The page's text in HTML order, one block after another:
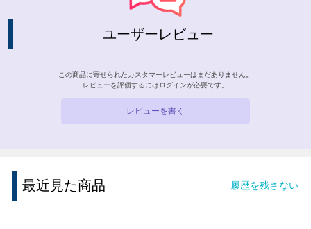
ユーザーレビュー
この商品に寄せられたカスタマーレビューはまだありません。
レビューを評価するには ログインが必要です。
レビューを書く
最近見た商品 履歴を残さない